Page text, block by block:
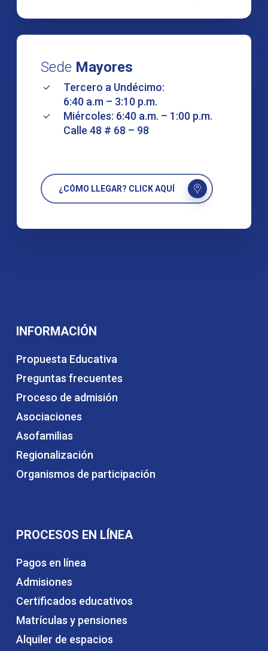
Sede Mayores
Tercero a Undécimo:
6:40 a.m – 3:10 p.m.
Miércoles: 6:40 a.m. – 1:00 p.m.
Calle 48 # 68 – 98
¿CÓMO LLEGAR? CLICK AQUÍ
INFORMACIÓN
Propuesta Educativa
Preguntas frecuentes
Proceso de admisión
Asociaciones
Asofamilias
Regionalización
Organismos de participación
PROCESOS EN LÍNEA
Pagos en línea
Admisiones
Certificados educativos
Matrículas y pensiones
Alquiler de espacios